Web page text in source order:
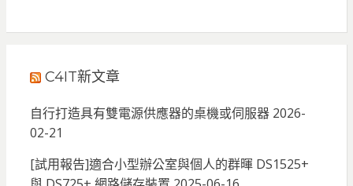
C4IT新文章
自行打造具有雙電源供應器的桌機或伺服器 2026-
02-21
[試用報告]適合小型辦公室與個人的群暉 DS1525+